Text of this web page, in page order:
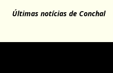
Últimas notícias de Conchal